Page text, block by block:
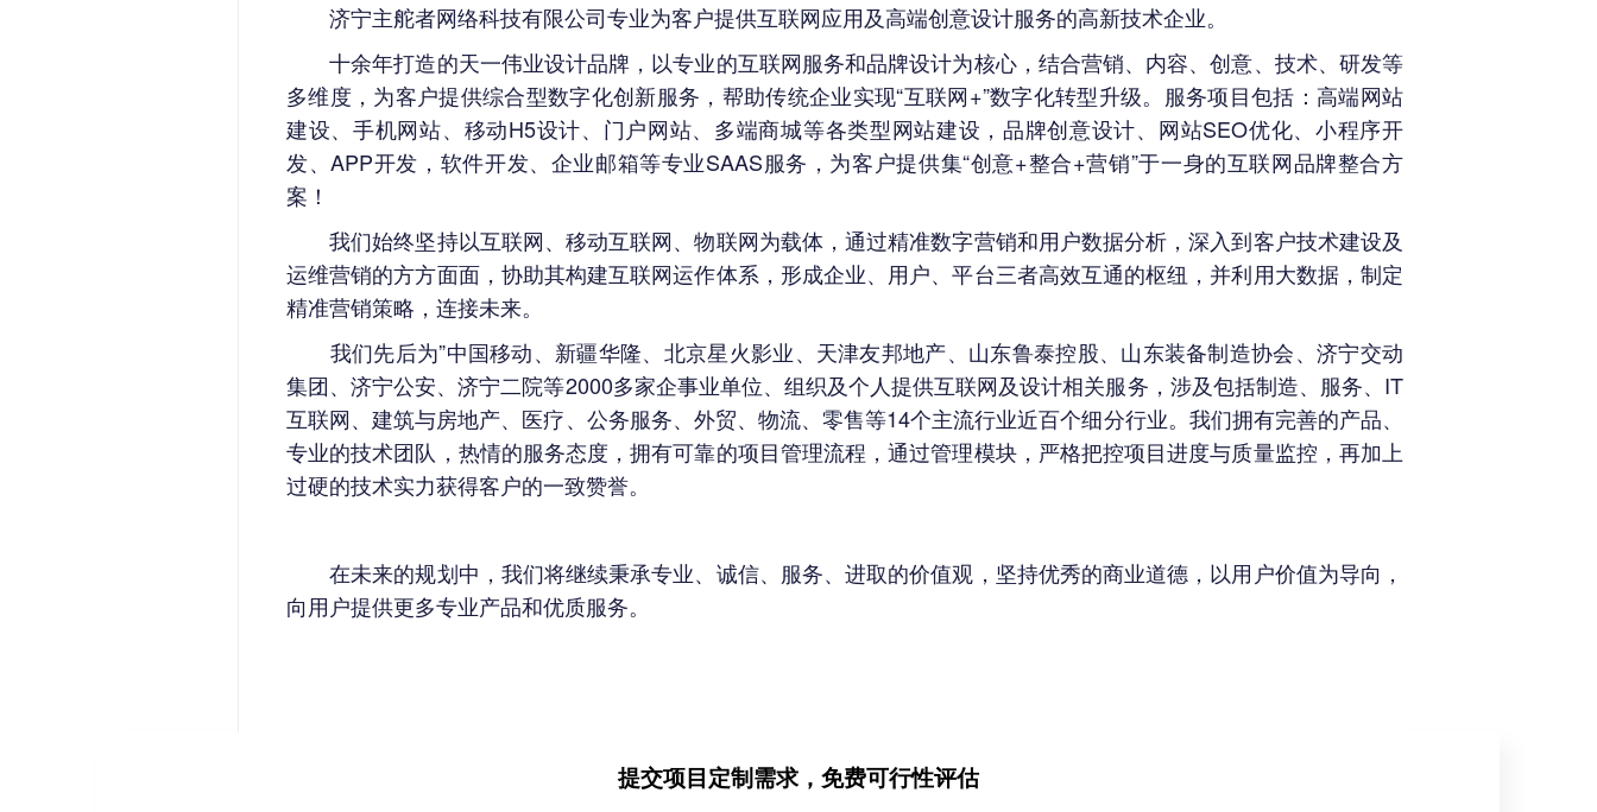
济宁主舵者网络科技有限公司专业为客户提供互联网应用及高端创意设计服务的高新技术企业。
十余年打造的天一伟业设计品牌，以专业的互联网服务和品牌设计为核心，结合营销、内容、创意、技术、研发等
多维度，为客户提供综合型数字化创新服务，帮助传统企业实现“互联网+”数字化转型升级。服务项目包括：高端网站
建设、手机网站、移动H5设计、门户网站、多端商城等各类型网站建设，品牌创意设计、网站SEO优化、小程序开
发、APP开发，软件开发、企业邮箱等专业SAAS服务，为客户提供集“创意+整合+营销”于一身的互联网品牌整合方
案！
我们始终坚持以互联网、移动互联网、物联网为载体，通过精准数字营销和用户数据分析，深入到客户技术建设及
运维营销的方方面面，协助其构建互联网运作体系，形成企业、用户、平台三者高效互通的枢纽，并利用大数据，制定
精准营销策略，连接未来。
我们先后为”中国移动、新疆华隆、北京星火影业、天津友邦地产、山东鲁泰控股、山东装备制造协会、济宁交动
集团、济宁公安、济宁二院等2000多家企事业单位、组织及个人提供互联网及设计相关服务，涉及包括制造、服务、 IT
互联网、建筑与房地产、医疗、公务服务、外贸、物流、零售等14个主流行业近百个细分行业。我们拥有完善的产品、
专业的技术团队，热情的服务态度，拥有可靠的项目管理流程，通过管理模块，严格把控项目进度与质量监控，再加上
过硬的技术实力获得客户的一致赞誉。
在未来的规划中，我们将继续秉承专业、诚信、服务、进取的价值观，坚持优秀的商业道德，以用户价值为导向，
向用户提供更多专业产品和优质服务。
提交项目定制需求，免费可行性评估